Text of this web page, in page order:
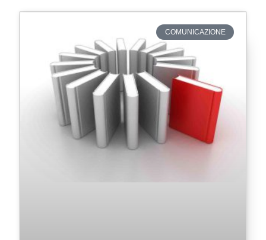
COMUNICAZIONE